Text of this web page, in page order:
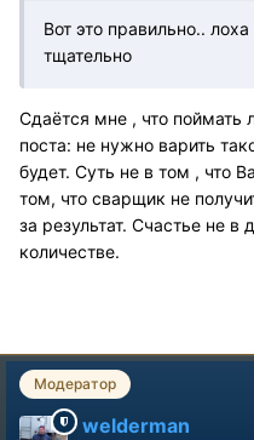
Вот это правильно..
тщательно
Сдаётся мне , что поймать
поста: не нужно варить
будет. Суть не в том , что
том, что сварщик не
за результат. Счастье не в
количестве.
Модератор
welderman